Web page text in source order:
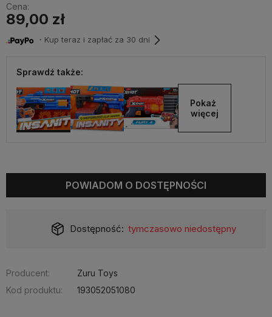
Cena:
89,00 zł
・Kup teraz i zapłać za 30 dni
Sprawdź także:
Pokaż
więcej
POWIADOM O DOSTĘPNOŚCI
Dostępność: tymczasowo niedostępny
Producent:
Zuru Toys
Kod produktu:
193052051080